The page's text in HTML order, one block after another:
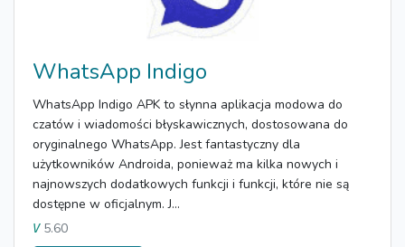
WhatsApp Indigo
WhatsApp Indigo APK to słynna aplikacja modowa do
czatów i wiadomości błyskawicznych, dostosowana do
oryginalnego WhatsApp. Jest fantastyczny dla
użytkowników Androida, ponieważ ma kilka nowych i
najnowszych dodatkowych funkcji i funkcji, które nie są
dostępne w oficjalnym. J...
V5.60